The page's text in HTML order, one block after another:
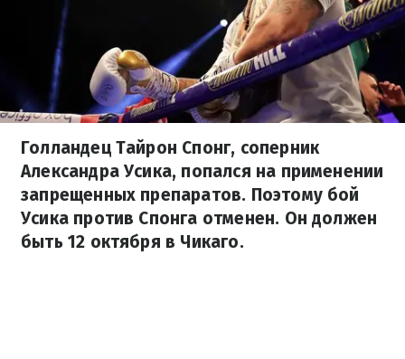
Голландец Тайрон Спонг, соперник
Александра Усика, попался на применении
запрещенных препаратов. Поэтому бой
Усика против Спонга отменен. Он должен
быть 12 октября в Чикаго.